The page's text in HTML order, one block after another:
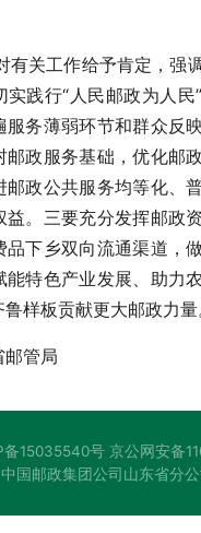
关工作给予肯定，强
实践行“人民邮政为人民
服务薄弱环节和群众反
邮政服务基础，优化邮
邮政公共服务均等化、
益。三要充分发挥邮政
品下乡双向流通渠道，
能特色产业发展、助力
样板贡献更大邮政力量
邮管局
备15035540号 京公网安备
中国邮政集团公司山东省分